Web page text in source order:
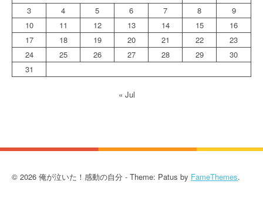
3
4 5 6 7 8
9
10
11 12 13 14 15
16
17
18 19 20 21 22
23
24
25 26 27 28 29
30
31
« Jul
© 2026 俺が泣いた！感動の自分 - Theme: Patus by FameThemes.